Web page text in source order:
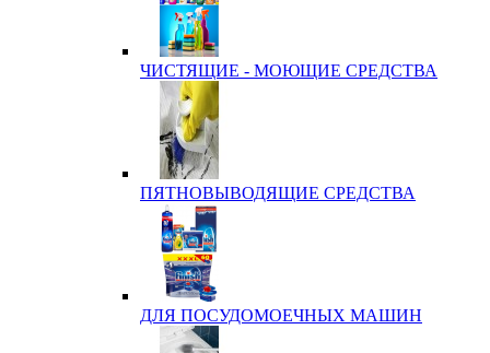
ЧИСТЯЩИЕ - МОЮЩИЕ СРЕДСТВА
ПЯТНОВЫВОДЯЩИЕ СРЕДСТВА
ДЛЯ ПОСУДОМОЕЧНЫХ МАШИН